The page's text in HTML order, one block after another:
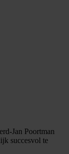
Jan Poortman
succesvol te